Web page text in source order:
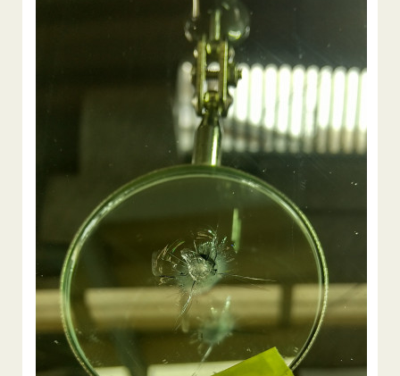
飛び石ひび割れでヒビ先が伸びた場合は？